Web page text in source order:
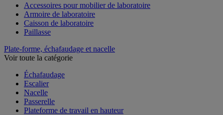
Accessoires pour mobilier de laboratoire
Armoire de laboratoire
Caisson de laboratoire
Paillasse
Plate-forme, échafaudage et nacelle
Voir toute la catégorie
Échafaudage
Escalier
Nacelle
Passerelle
Plateforme de travail en hauteur